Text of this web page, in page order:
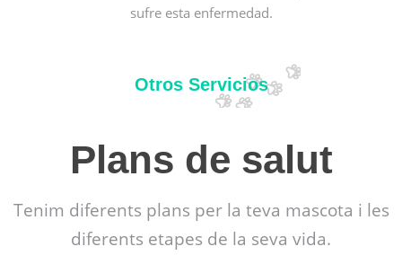
sufre esta enfermedad.
Otros Servicios
Plans de salut
Tenim diferents plans per la teva mascota i les
diferents etapes de la seva vida.